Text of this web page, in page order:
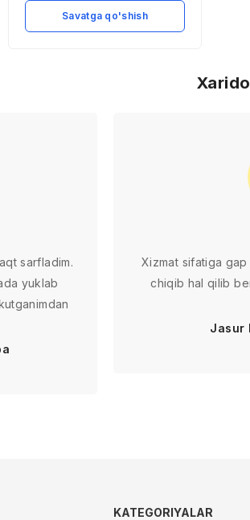
Savatga qo'shish
sarfladim.
yuklab
Xizmat sifatiga
chiqib hal qilib
Jasur
KATEGORIYALAR